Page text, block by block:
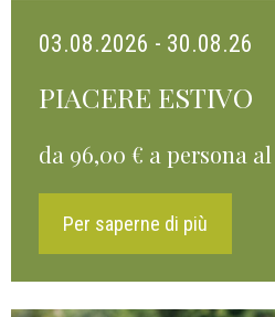
03.08.2026 - 30.08.26
PIACERE ESTIVO
da 96,00 € a persona
Per saperne di più